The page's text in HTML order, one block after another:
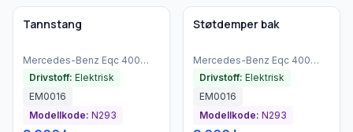
Bedrift
Tannstang
Mercedes-Benz Eqc 400
4matic(2021)
Drivstoff: Elektrisk
EM0016
Modellkode: N293
Bedrift
Støtdemper bak
Mercedes-Benz Eqc 400
4matic(2021)
Drivstoff: Elektrisk
EM0016
Modellkode: N293